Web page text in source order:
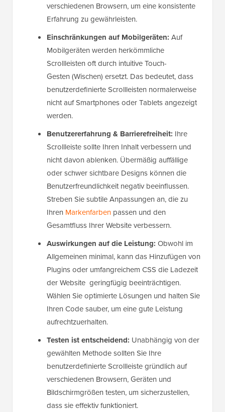
verschiedenen Browsern, um eine konsistente
Erfahrung zu gewährleisten.
Einschränkungen auf Mobilgeräten: Auf
Mobilgeräten werden herkömmliche
Scrollleisten oft durch intuitive Touch-
Gesten (Wischen) ersetzt. Das bedeutet, dass
benutzerdefinierte Scrollleisten normalerweise
nicht auf Smartphones oder Tablets angezeigt
werden.
Benutzererfahrung & Barrierefreiheit: Ihre
Scrollleiste sollte Ihren Inhalt verbessern und
nicht davon ablenken. Übermäßig auffällige
oder schwer sichtbare Designs können die
Benutzerfreundlichkeit negativ beeinflussen.
Streben Sie subtile Anpassungen an, die zu
Ihren Markenfarben passen und den
Gesamtfluss Ihrer Website verbessern.
Auswirkungen auf die Leistung: Obwohl im
Allgemeinen minimal, kann das Hinzufügen von
Plugins oder umfangreichem CSS die Ladezeit
der Website geringfügig beeinträchtigen.
Wählen Sie optimierte Lösungen und halten Sie
Ihren Code sauber, um eine gute Leistung
aufrechtzuerhalten.
Testen ist entscheidend: Unabhängig von der
gewählten Methode sollten Sie Ihre
benutzerdefinierte Scrollleiste gründlich auf
verschiedenen Browsern, Geräten und
Bildschirmgrößen testen, um sicherzustellen,
dass sie effektiv funktioniert.